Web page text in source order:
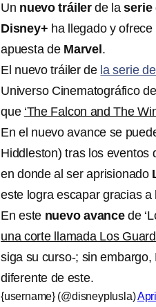
Un nuevo tráilerde laserie
Disney+ ha llegado y
apuesta de Marvel .
El nuevo tráiler de la serie de
Universo Cinematográfico de
que ‘The Falcon and The
En el nuevo avance se
Hiddleston) tras los eventos
en donde al ser aprisionado
este logra escapar gracias a
En este nuevo avancede
una corte llamada Los
siga su curso-; sin
diferente de este.
{username} (@disneyplusla)